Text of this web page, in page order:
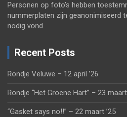
Personen op foto’s hebben
nummerplaten zijn geanonimiseerd
nodig vond.
Recent Posts
Rondje Veluwe – 12 april ’26
Rondje “Het Groene Hart” – 23 maart
“Gasket says no!!” – 22 maart ’25